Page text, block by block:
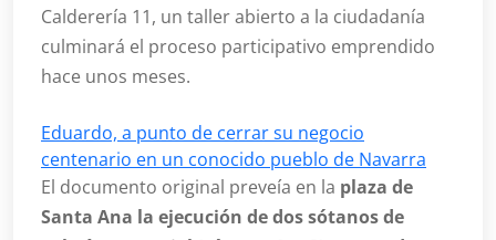
Calderería 11, un taller abierto a la ciudadanía
culminará el proceso participativo emprendido
hace unos meses.
Eduardo, a punto de cerrar su negocio
centenario en un conocido pueblo de Navarra
El documento original preveía en la plaza de
Santa Ana la ejecución de dos sótanos de